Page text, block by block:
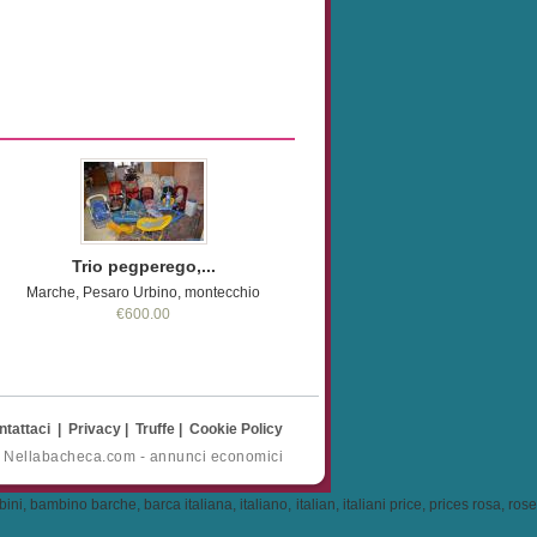
Trio pegperego,...
Marche, Pesaro Urbino, montecchio
€600.00
Privacy Truffe
Cookie Policy
- annunci economici
bambino barche, barca italiana, italiano, italian, italiani price, prices rosa, rose